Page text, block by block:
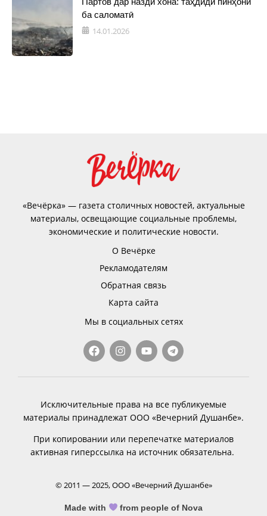
ба саломатӣ
14.01.2026
«Вечёрка» — газета столичных новостей, актуальные
материалы, освещающие социальные проблемы,
экономические и политические новости.
О Вечёрке
Рекламодателям
Обратная связь
Карта сайта
Мы в социальных сетях
Исключительные права на все публикуемые
материалы принадлежат ООО «Вечерний Душанбе».
При копировании или перепечатке материалов
активная гиперссылка на источник обязательна.
© 2011 — 2025, ООО «Вечерний Душанбе»
Made with from people of Nova